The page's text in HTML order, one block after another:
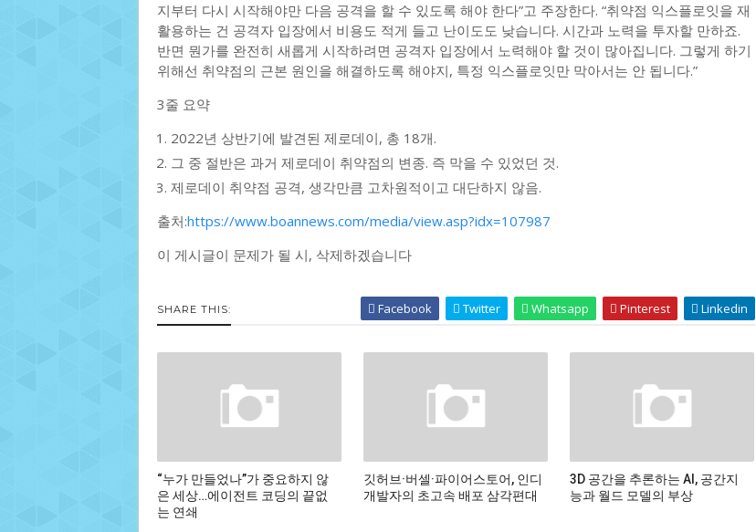
지부터 다시 시작해야만 다음 공격을 할 수 있도록 해야 한다”고 주장한다. “취약점 익스플로잇을 재
활용하는 건 공격자 입장에서 비용도 적게 들고 난이도도 낮습니다. 시간과 노력을 투자할 만하죠.
반면 뭔가를 완전히 새롭게 시작하려면 공격자 입장에서 노력해야 할 것이 많아집니다. 그렇게 하기
위해선 취약점의 근본 원인을 해결하도록 해야지, 특정 익스플로잇만 막아서는 안 됩니다.”
3줄 요약
2022년 상반기에 발견된 제로데이, 총 18개.
그 중 절반은 과거 제로데이 취약점의 변종. 즉 막을 수 있었던 것.
제로데이 취약점 공격, 생각만큼 고차원적이고 대단하지 않음.
출처:https://www.boannews.com/media/view.asp?idx=107987
이 게시글이 문제가 될 시, 삭제하겠습니다
SHARE THIS: Facebook Twitter Whatsapp Pinterest Linkedin
“누가 만들었나”가 중요하지 않
은 세상…에이전트 코딩의 끝없
는 연쇄
깃허브·버셀·파이어스토어, 인디
개발자의 초고속 배포 삼각편대
3D 공간을 추론하는 AI, 공간지
능과 월드 모델의 부상